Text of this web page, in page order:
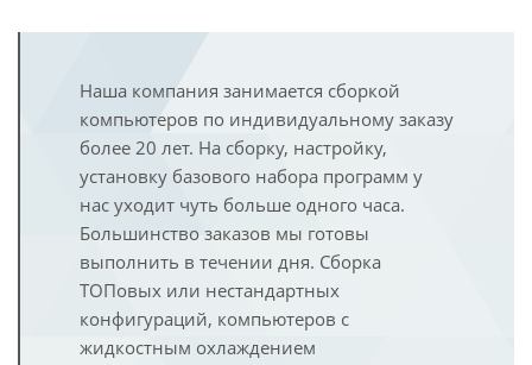
Наша компания занимается сборкой
компьютеров по индивидуальному заказу
более 20 лет. На сборку, настройку,
установку базового набора программ у
нас уходит чуть больше одного часа.
Большинство заказов мы готовы
выполнить в течении дня. Сборка
ТОПовых или нестандартных
конфигураций, компьютеров с
жидкостным охлаждением